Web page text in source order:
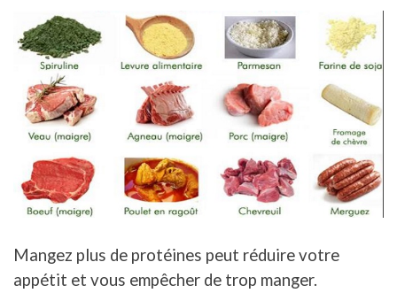
Mangez plus de protéines peut réduire votre
appétit et vous empêcher de trop manger.